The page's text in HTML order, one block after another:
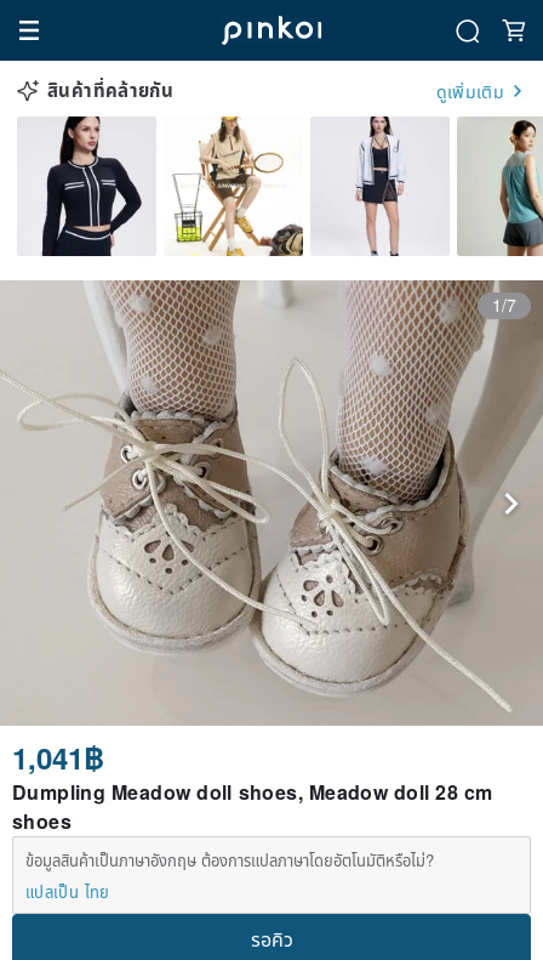
สินค้าที่คล้ายกัน ดูเพิ่มเติม
1/7
1,041฿
Dumpling Meadow doll shoes, Meadow doll 28 cm
shoes
ข้อมูลสินค้าเป็นภาษาอังกฤษ ต้องการแปลภาษาโดยอัตโนมัติหรือไม่?
แปลเป็น ไทย
รอคิว